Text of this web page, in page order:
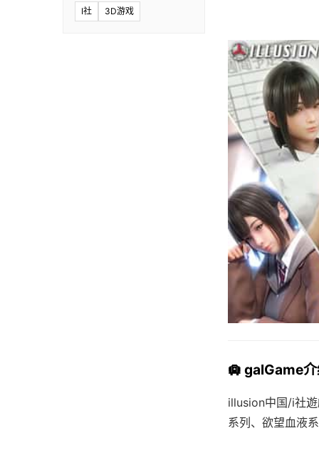
I社 3D游戏
🛄 galGame
illusion中国/i社
系列、欲望血液